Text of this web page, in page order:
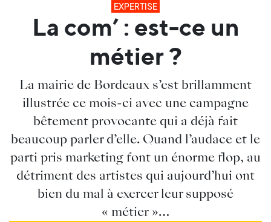
EXPERTISE
La com’ : est-ce un
métier ?
La mairie de Bordeaux s’est brillamment
illustrée ce mois-ci avec une campagne
bêtement provocante qui a déjà fait
beaucoup parler d’elle. Quand l’audace et le
parti pris marketing font un énorme flop, au
détriment des artistes qui aujourd’hui ont
bien du mal à exercer leur supposé
« métier »…